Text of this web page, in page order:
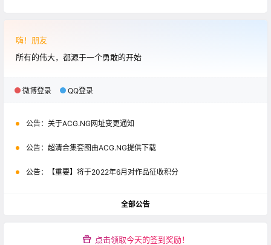
嗨！朋友
所有的伟大，都源于一个勇敢的开始
微博登录 QQ登录
公告： 关于ACG.NG网址变更通知
公告： 超清合集套图由ACG.NG提供下载
公告： 【重要】将于2022年6月对作品征收积分
全部公告
点击领取今天的签到奖励！